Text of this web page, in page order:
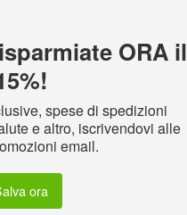
ORA il
spese di spedizioni
e altro, iscrivendovi alle
email.
ora